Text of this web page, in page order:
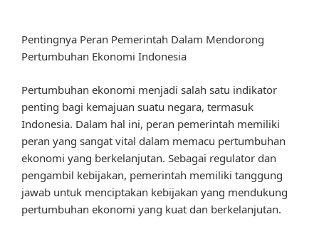
Pentingnya Peran Pemerintah Dalam Mendorong
Pertumbuhan Ekonomi Indonesia
Pertumbuhan ekonomi menjadi salah satu indikator
penting bagi kemajuan suatu negara, termasuk
Indonesia. Dalam hal ini, peran pemerintah memiliki
peran yang sangat vital dalam memacu pertumbuhan
ekonomi yang berkelanjutan. Sebagai regulator dan
pengambil kebijakan, pemerintah memiliki tanggung
jawab untuk menciptakan kebijakan yang mendukung
pertumbuhan ekonomi yang kuat dan berkelanjutan.